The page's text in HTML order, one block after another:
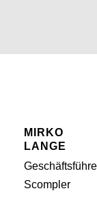
MIRKO
LANGE
Scompler